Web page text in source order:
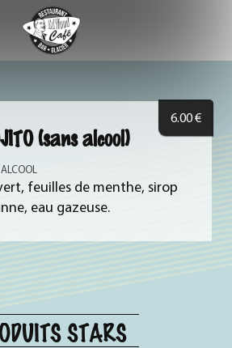
(sans alcool)
feuilles de menthe, sirop
eau gazeuse.
6.00€
STARS